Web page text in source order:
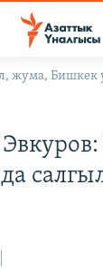
жума, Бишкек